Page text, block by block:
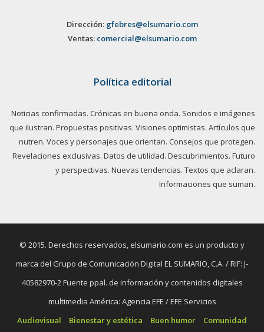
Dirección: gfebres@elsumario.com
Ventas: comercial@elsumario.com
Política editorial
Noticias confirmadas. Crónicas en buena onda. Sonidos e imágenes
que ilustran. Propuestas positivas. Visiones optimistas. Artículos que
nutren. Voces y personajes que orientan. Consejos que protegen.
Revelaciones exclusivas. Datos de utilidad. Descubrimientos. Futuro
y perspectivas. Nuevas tendencias. Textos que aclaran.
Informaciones que suman.
© 2015. Derechos reservados, elsumario.com es un producto y
marca del Grupo de Comunicación Digital EL SUMARIO, C.A. / RIF: J-
40582970-2 Fuente ppal. de información y contenidos digitales
multimedia América: Agencia EFE / EFE Servicios
Audiovisual
Bienestar y estética Buen humor Comunidad